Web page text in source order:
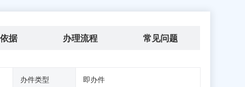
据 办理流程 常见问题
办件类型 即办件